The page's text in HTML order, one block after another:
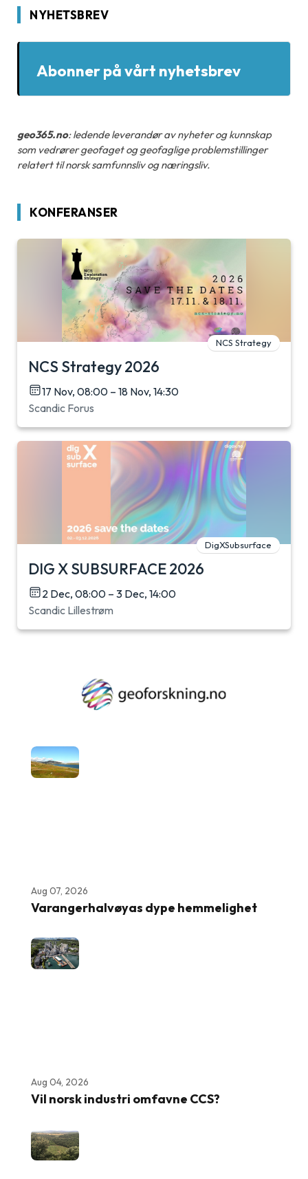
NYHETSBREV
Abonner på vårt nyhetsbrev
geo365.no: ledende leverandør av nyheter og kunnskap
som vedrører geofaget og geofaglige problemstillinger
relatert til norsk samfunnsliv og næringsliv.
KONFERANSER
NCS Strategy
NCS Strategy 2026
17 Nov, 08:00 – 18 Nov, 14:30
Scandic Forus
DigXSubsurface
DIG X SUBSURFACE 2026
2 Dec, 08:00 – 3 Dec, 14:00
Scandic Lillestrøm
Aug 07, 2026
Varangerhalvøyas dype hemmelighet
Aug 04, 2026
Vil norsk industri omfavne CCS?